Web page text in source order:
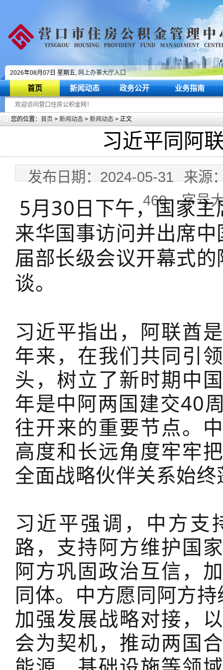
2026年08月07日 星期五, 网上办事大厅入口
首页
欢迎访问营口住房公积金网！
新闻动态 政务公开 业务指南
您的位置： 首页 > 新闻动态 > 新闻动态 > 正文
习近平同阿
发布日期：2024-05-31
来源
460
字号
5月30日下午，国家
来华国事访问并出席
届部长级会议开幕式
谈。
习近平指出，阿联酋
年来，在我们共同引
头，树立了新时期中
年是中阿两国建交40
往开来的重要节点。
高度和长远角度牢牢
全面战略伙伴关系始
习近平强调，中方支
路，支持阿方维护国
阿方巩固政治互信，
同体。中方愿同阿方
加强发展战略对接，
会为契机，推动两国